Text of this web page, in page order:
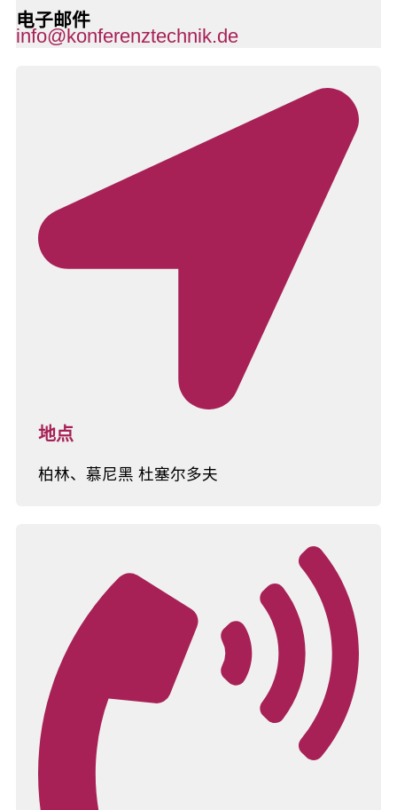
电子邮件
info@konferenztechnik.de
地点
柏林、慕尼黑 杜塞尔多夫